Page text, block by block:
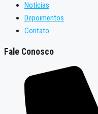
Notícias
Depoimentos
Contato
Fale Conosco